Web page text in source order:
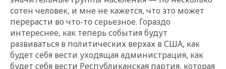
сотен человек, и мне не кажется, что это может
перерасти во что-то серьезное. Гораздо
интереснее, как теперь события будут
развиваться в политических верхах в США, как
будет себя вести уходящая администрация, как
будет себя вести Республиканская партия, которая